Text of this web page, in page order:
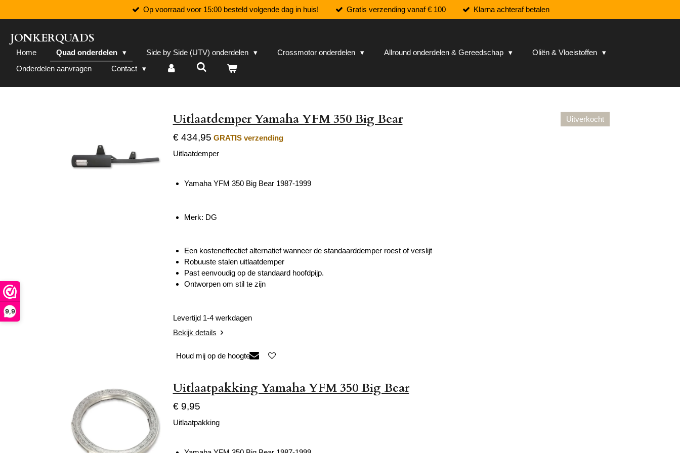
9,9
direct
naar
de
hoofdinhoud
Op voorraad voor 15:00 besteld volgende dag in huis! Gratis verzending vanaf € 100 Klarna achteraf betalen
JONKERQUADS
Home Quad onderdelen Side by Side (UTV) onderdelen Crossmotor onderdelen Allround onderdelen & Gereedschap
Oliën & Vloeistoffen
Onderdelen aanvragen
Contact
Uitverkocht
Uitlaatdemper Yamaha YFM 350 Big Bear
€ 434,95 GRATIS verzending
Uitlaatdemper
Yamaha YFM 350 Big Bear 1987-1999
Merk: DG
Een kosteneffectief alternatief wanneer de standaarddemper roest of verslijt
Robuuste stalen uitlaatdemper
Past eenvoudig op de standaard hoofdpijp.
Ontworpen om stil te zijn
Levertijd 1-4 werkdagen
Bekijk details
Houd mij op de hoogte
Uitlaatpakking Yamaha YFM 350 Big Bear
€ 9,95
Uitlaatpakking